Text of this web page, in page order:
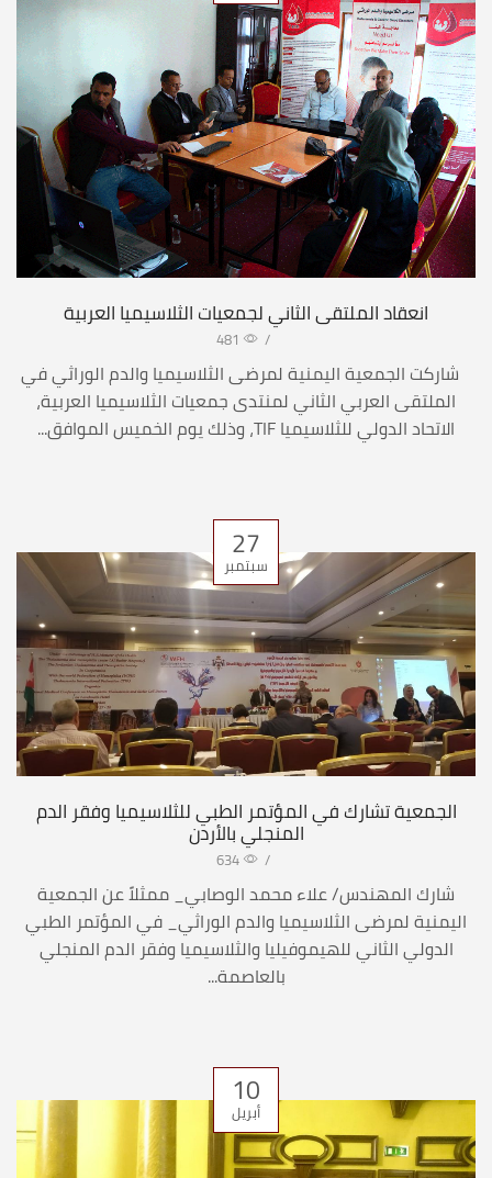
انعقاد الملتقى الثاني لجمعيات الثلاسيميا العربية
/
481
شاركت الجمعية اليمنية لمرضى الثلاسيميا والدم الوراثي في
الملتقى العربي الثاني لمنتدى جمعيات الثلاسيميا العربية،
الاتحاد الدولي للثلاسيميا TIF، وذلك يوم الخميس الموافق...
27
سبتمبر
الجمعية تشارك في المؤتمر الطبي للثلاسيميا وفقر الدم
المنجلي بالأردن
/
634
شارك المهندس/ علاء محمد الوصابي_ ممثلاً عن الجمعية
اليمنية لمرضى الثلاسيميا والدم الوراثي_ في المؤتمر الطبي
الدولي الثاني للهيموفيليا والثلاسيميا وفقر الدم المنجلي
بالعاصمة...
10
أبريل